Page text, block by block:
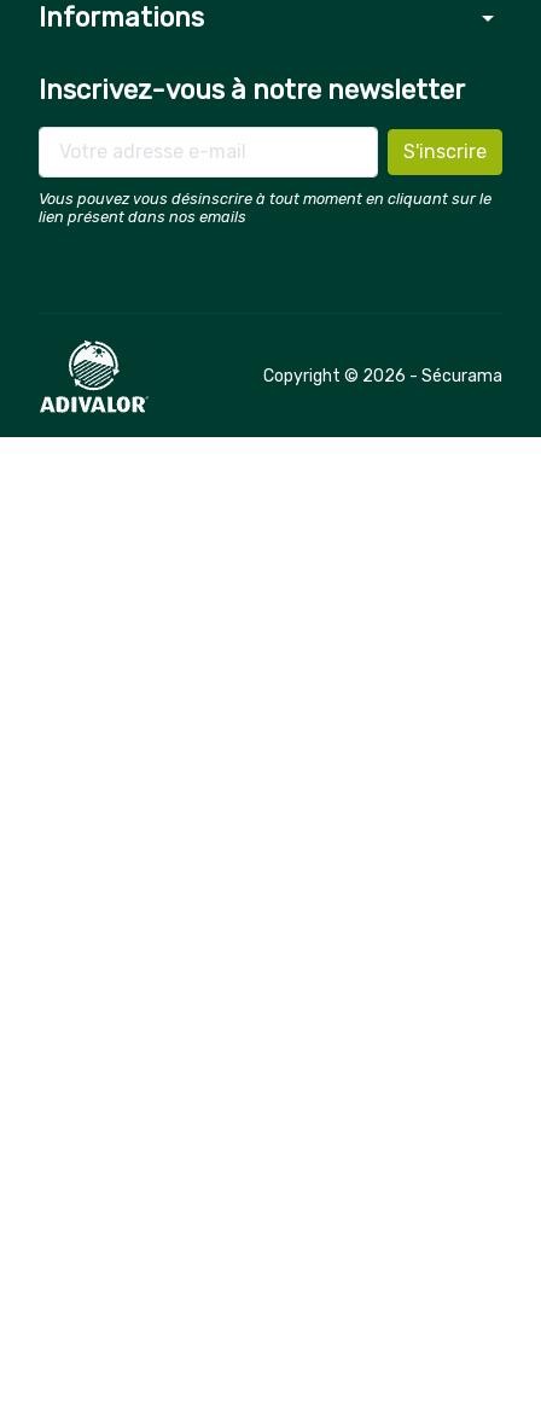
Informations arrow_drop_down
Inscrivez-vous à notre newsletter
Vous pouvez vous désinscrire à tout moment en cliquant sur le
lien présent dans nos emails
Copyright © 2026 - Sécurama